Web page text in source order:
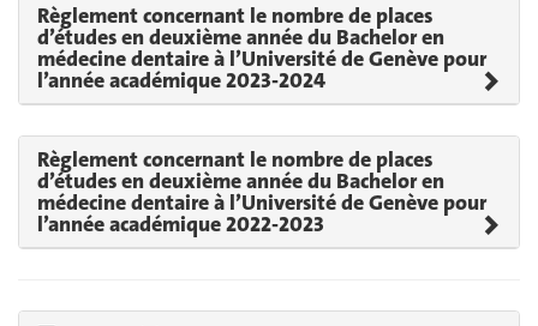
Règlement concernant le nombre de places
d’études en deuxième année du Bachelor en
médecine dentaire à l’Université de Genève pour
l’année académique 2023-2024
Règlement concernant le nombre de places
d’études en deuxième année du Bachelor en
médecine dentaire à l’Université de Genève pour
l’année académique 2022-2023